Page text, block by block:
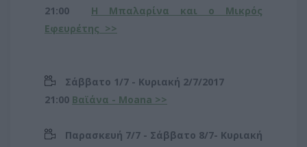
21:00
Η Μπαλαρίνα και ο Μικρός
Εφευρέτης >>
Σάββατο 1/7 - Κυριακή 2/7/2017
21:00 Βαϊάνα - Moana >>
Παρασκευή 7/7 - Σάββατο 8/7- Κυριακή